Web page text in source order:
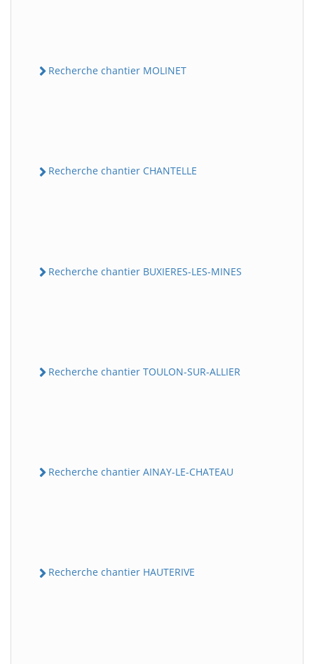
Recherche chantier MOLINET
Recherche chantier CHANTELLE
Recherche chantier BUXIERES-LES-MINES
Recherche chantier TOULON-SUR-ALLIER
Recherche chantier AINAY-LE-CHATEAU
Recherche chantier HAUTERIVE